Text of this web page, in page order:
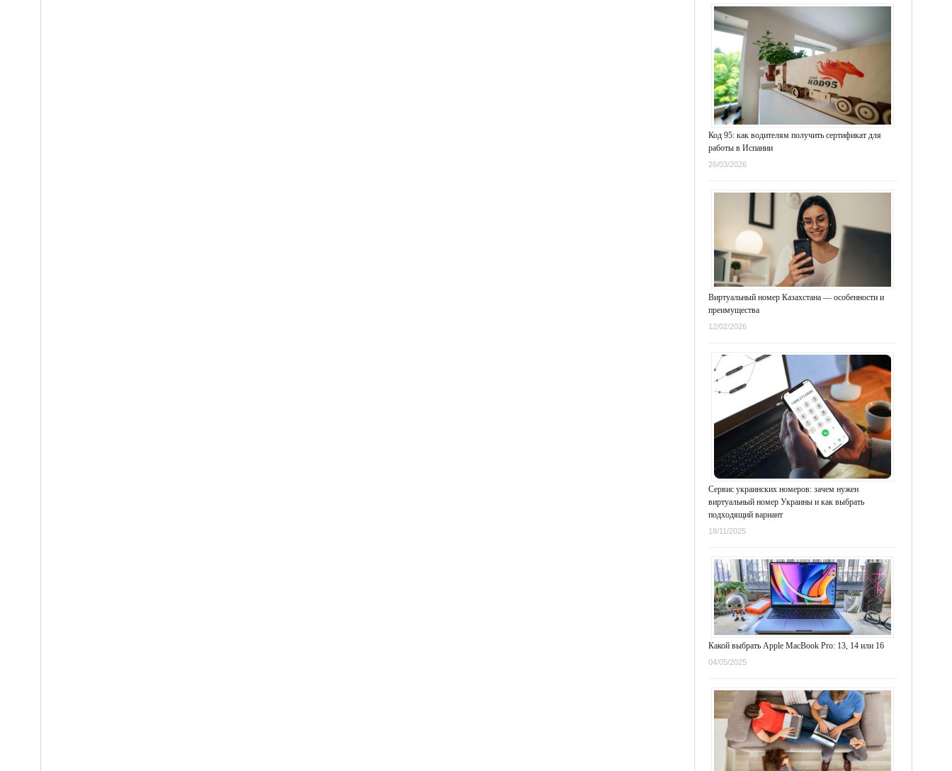
Код 95: как водителям получить сертификат для
работы в Испании
26/03/2026
Виртуальный номер Казахстана — особенности и
преимущества
12/02/2026
Сервис украинских номеров: зачем нужен
виртуальный номер Украины и как выбрать
подходящий вариант
18/11/2025
Какой выбрать Apple MacBook Pro: 13, 14 или 16
04/05/2025